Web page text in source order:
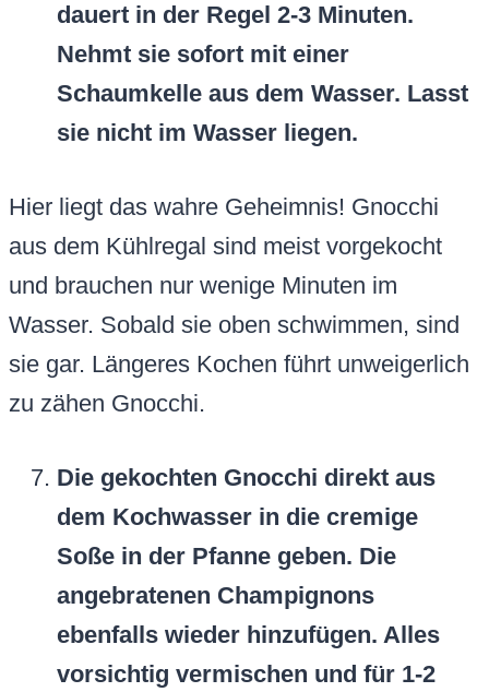
dauert in der Regel 2-3 Minuten.
Nehmt sie sofort mit einer
Schaumkelle aus dem Wasser. Lasst
sie nicht im Wasser liegen.
Hier liegt das wahre Geheimnis! Gnocchi
aus dem Kühlregal sind meist vorgekocht
und brauchen nur wenige Minuten im
Wasser. Sobald sie oben schwimmen, sind
sie gar. Längeres Kochen führt unweigerlich
zu zähen Gnocchi.
Die gekochten Gnocchi direkt aus
dem Kochwasser in die cremige
Soße in der Pfanne geben. Die
angebratenen Champignons
ebenfalls wieder hinzufügen. Alles
vorsichtig vermischen und für 1-2